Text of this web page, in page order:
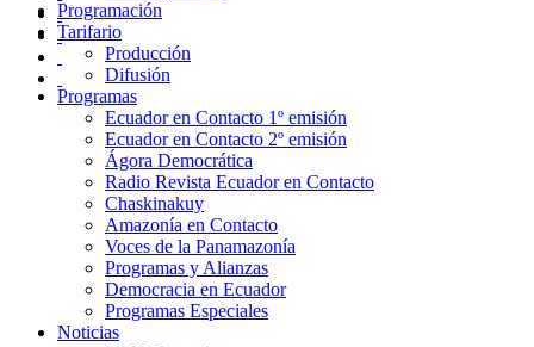
Programación
Tarifario
Producción
Difusión
Programas
Ecuador en Contacto 1º emisión
Ecuador en Contacto 2º emisión
Ágora Democrática
Radio Revista Ecuador en Contacto
Chaskinakuy
Amazonía en Contacto
Voces de la Panamazonía
Programas y Alianzas
Democracia en Ecuador
Programas Especiales
Noticias